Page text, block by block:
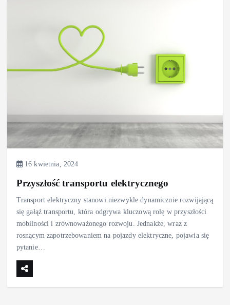
16 kwietnia, 2024
Przyszłość transportu elektrycznego
Transport elektryczny stanowi niezwykle dynamicznie rozwijającą
się gałąź transportu, która odgrywa kluczową rolę w przyszłości
mobilności i zrównoważonego rozwoju. Jednakże, wraz z
rosnącym zapotrzebowaniem na pojazdy elektryczne, pojawia się
pytanie…